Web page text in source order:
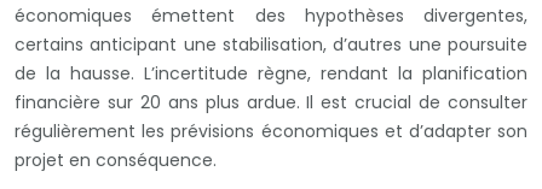
économiques émettent des hypothèses divergentes,
certains anticipant une stabilisation, d’autres une poursuite
de la hausse. L’incertitude règne, rendant la planification
financière sur 20 ans plus ardue. Il est crucial de consulter
régulièrement les prévisions économiques et d’adapter son
projet en conséquence.